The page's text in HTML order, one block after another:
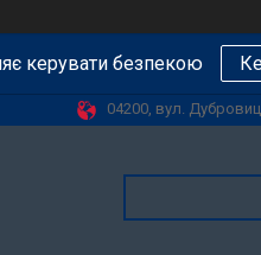
керувати безпекою
04200, вул.